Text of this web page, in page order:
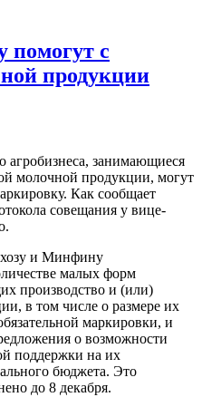
помогут с
продукции
агробизнеса, занимающиеся
молочной продукции, могут
Как сообщает
совещания у вице-
и Минфину
малых форм
производство и (или)
в том числе о размере их
маркировки, и
о возможности
поддержки на их
бюджета. Это
до 8 декабря.